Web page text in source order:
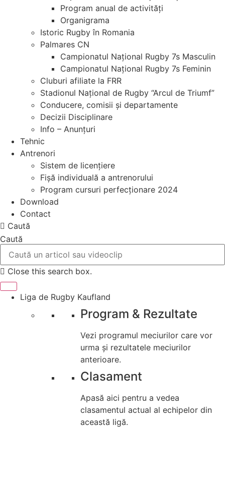
Program anual de activități
Organigrama
Istoric Rugby în Romania
Palmares CN
Campionatul Național Rugby 7s Masculin
Campionatul Național Rugby 7s Feminin
Cluburi afiliate la FRR
Stadionul Național de Rugby “Arcul de Triumf”
Conducere, comisii și departamente
Decizii Disciplinare
Info – Anunțuri
Tehnic
Antrenori
Sistem de licențiere
Fișă individuală a antrenorului
Program cursuri perfecționare 2024
Download
Contact
Caută
Caută
Close this search box.
Liga de Rugby Kaufland
Program & Rezultate
Vezi programul meciurilor care vor
urma și rezultatele meciurilor
anterioare.
Clasament
Apasă aici pentru a vedea
clasamentul actual al echipelor din
această ligă.